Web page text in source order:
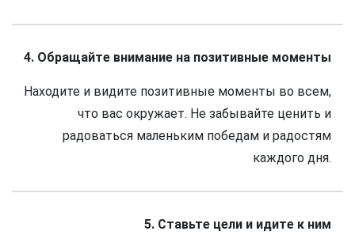
4. Обращайте внимание на позитивные моменты
Находите и видите позитивные моменты во всем,
что вас окружает. Не забывайте ценить и
радоваться маленьким победам и радостям
каждого дня.
5. Ставьте цели и идите к ним